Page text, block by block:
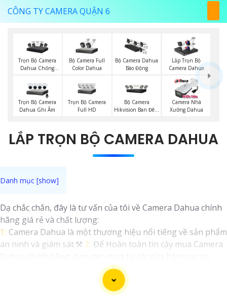
CÔNG TY CAMERA QUẬN 6
Trọn Bộ Camera
Dahua Chống
Bộ Camera Full
Color Dahua
Bộ Camera Dahua
Báo Động
Lắp Trọn Bộ
Camera Dahua
Trọn Bộ Camera
Dahua Ghi Âm
Trọn Bộ Camera
Full HD
Bộ Camera
Hikvision Ban Đêm
Camera Nhà
Xưởng Dahua
LẮP TRỌN BỘ CAMERA DAHUA
Dạ chắc chắn, đây là tư vấn của tôi về Camera Dahua chính
hãng giá rẻ và chất lượng:
1: Camera Dahua là một thương hiệu nổi tiếng về sản phẩm
an ninh và giám sát.⚒ 2: Để Hoàn toàn tin cậy mua Camera
hoặc các đại lý chính thức của Dahua.☄️
Camera Dahua có thể thay đổi tùy vào model và chức năng
của camera. Bạn nên tìm hiểu kỹ trước khi đầu tư.🎖️